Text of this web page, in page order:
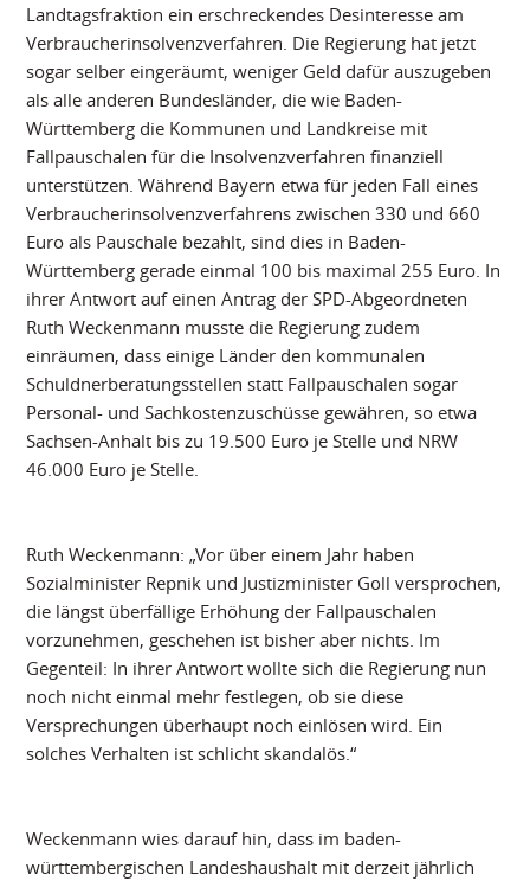
Landtagsfraktion ein erschreckendes Desinteresse am
Verbraucherinsolvenzverfahren. Die Regierung hat jetzt
sogar selber eingeräumt, weniger Geld dafür auszugeben
als alle anderen Bundesländer, die wie Baden-
Württemberg die Kommunen und Landkreise mit
Fallpauschalen für die Insolvenzverfahren finanziell
unterstützen. Während Bayern etwa für jeden Fall eines
Verbraucherinsolvenzverfahrens zwischen 330 und 660
Euro als Pauschale bezahlt, sind dies in Baden-
Württemberg gerade einmal 100 bis maximal 255 Euro. In
ihrer Antwort auf einen Antrag der SPD-Abgeordneten
Ruth Weckenmann musste die Regierung zudem
einräumen, dass einige Länder den kommunalen
Schuldnerberatungsstellen statt Fallpauschalen sogar
Personal- und Sachkostenzuschüsse gewähren, so etwa
Sachsen-Anhalt bis zu 19.500 Euro je Stelle und NRW
46.000 Euro je Stelle.
Ruth Weckenmann: „Vor über einem Jahr haben
Sozialminister Repnik und Justizminister Goll versprochen,
die längst überfällige Erhöhung der Fallpauschalen
vorzunehmen, geschehen ist bisher aber nichts. Im
Gegenteil: In ihrer Antwort wollte sich die Regierung nun
noch nicht einmal mehr festlegen, ob sie diese
Versprechungen überhaupt noch einlösen wird. Ein
solches Verhalten ist schlicht skandalös.“
Weckenmann wies darauf hin, dass im baden-
württembergischen Landeshaushalt mit derzeit jährlich